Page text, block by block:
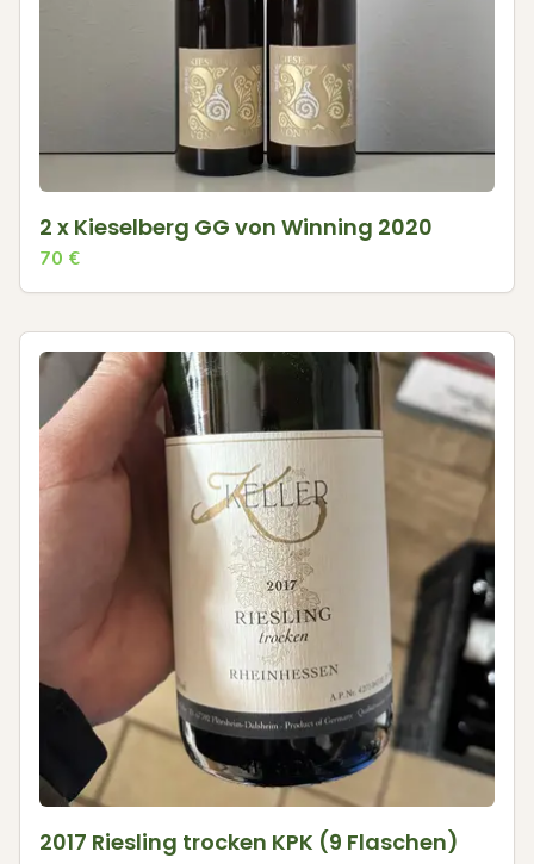
2 x Kieselberg GG von Winning 2020
70 €
2017 Riesling trocken KPK (9 Flaschen)